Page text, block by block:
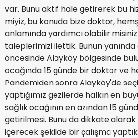
var. Bunu aktif hale getirerek bu
miyiz, bu konuda bize doktor,
anlamında yardımcı olabilir
taleplerimizi ilettik. Bunun
öncesinde Alayköy bölgesinde
ocağında 15 günde bir doktor ve
Pandemiden sonra Alayköy'de
yaptığımız gezilerde halkın en
sağlık ocağının en azından 15
getirilmesi. Bunu da dikkate
içerecek şekilde bir çalışma